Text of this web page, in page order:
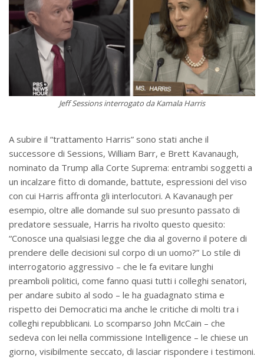
Jeff Sessions interrogato da Kamala Harris
A subire il “trattamento Harris” sono stati anche il
successore di Sessions, William Barr, e Brett Kavanaugh,
nominato da Trump alla Corte Suprema: entrambi soggetti a
un incalzare fitto di domande, battute, espressioni del viso
con cui Harris affronta gli interlocutori. A Kavanaugh per
esempio, oltre alle domande sul suo presunto passato di
predatore sessuale, Harris ha rivolto questo quesito:
“Conosce una qualsiasi legge che dia al governo il potere di
prendere delle decisioni sul corpo di un uomo?” Lo stile di
interrogatorio aggressivo – che le fa evitare lunghi
preamboli politici, come fanno quasi tutti i colleghi senatori,
per andare subito al sodo – le ha guadagnato stima e
rispetto dei Democratici ma anche le critiche di molti tra i
colleghi repubblicani. Lo scomparso John McCain – che
sedeva con lei nella commissione Intelligence – le chiese un
giorno, visibilmente seccato, di lasciar rispondere i testimoni.